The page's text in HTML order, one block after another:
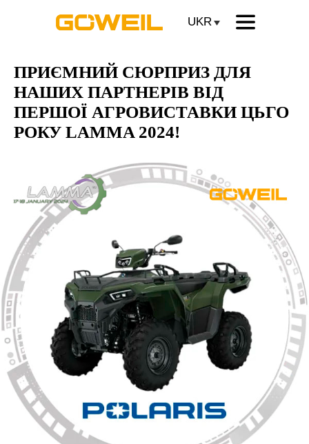
UKR
ПРИЄМНИЙ СЮРПРИЗ ДЛЯ
НАШИХ ПАРТНЕРІВ ВІД
ПЕРШОЇ АГРОВИСТАВКИ ЦЬГО
РОКУ LAMMA 2024!